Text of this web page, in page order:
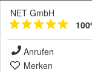
NET GmbH
Anrufen
Merken